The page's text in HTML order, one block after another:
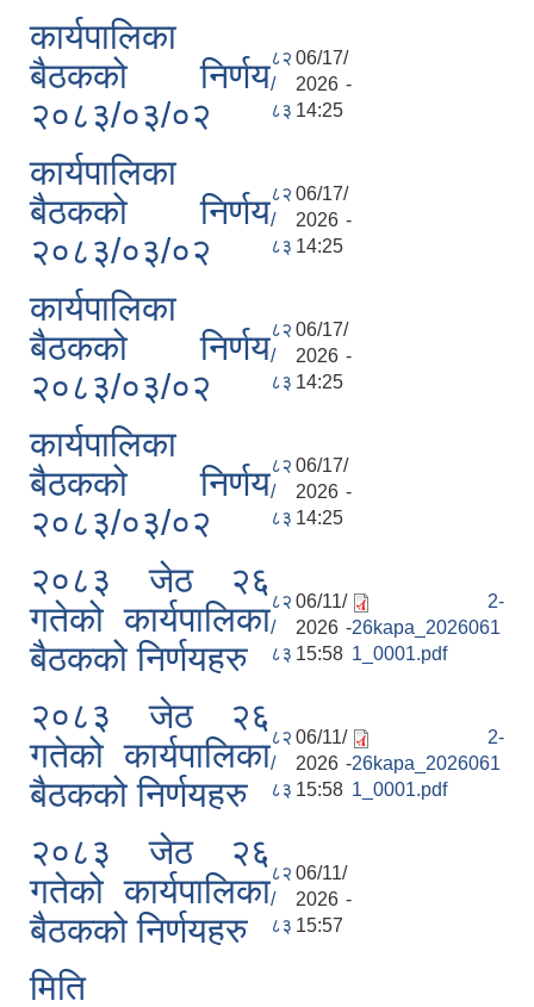
कार्यपालिका
बैठकको निर्णय
२०८३/०३/०२
८२
/
८३
06/17/
2026 -
14:25
कार्यपालिका
बैठकको निर्णय
२०८३/०३/०२
८२
/
८३
06/17/
2026 -
14:25
कार्यपालिका
बैठकको निर्णय
२०८३/०३/०२
८२
/
८३
06/17/
2026 -
14:25
कार्यपालिका
बैठकको निर्णय
२०८३/०३/०२
८२
/
८३
06/17/
2026 -
14:25
२०८३ जेठ २६
गतेको कार्यपालिका
बैठकको निर्णयहरु
८२
/
८३
06/11/
2026 -
15:58
2-
26kapa_2026061
1_0001.pdf
२०८३ जेठ २६
गतेको कार्यपालिका
बैठकको निर्णयहरु
८२
/
८३
06/11/
2026 -
15:58
2-
26kapa_2026061
1_0001.pdf
२०८३ जेठ २६
गतेको कार्यपालिका
बैठकको निर्णयहरु
८२
/
८३
06/11/
2026 -
15:57
मिति